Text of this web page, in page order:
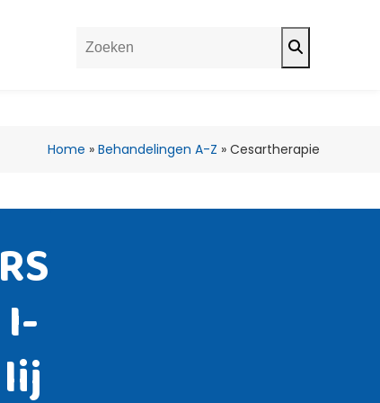
Search
Home » Behandelingen A-Z » Cesartherapie
RS
I-
lij